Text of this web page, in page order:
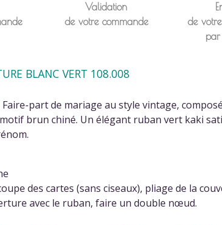
(3 avis)
Validation
de votre commande
de
par
BLANC VERT 108.008
part de mariage au style vintage,
brun chiné. Un élégant ruban vert kaki
des cartes (sans ciseaux), pliage de la
avec le ruban, faire un double nœud.